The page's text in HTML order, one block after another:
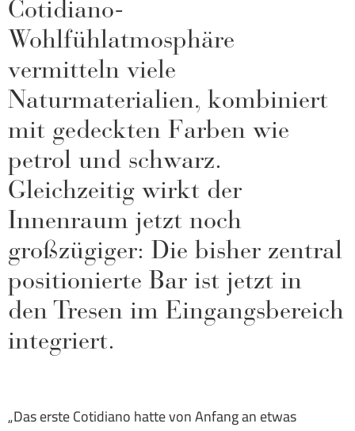
Cotidiano-
Wohlfühlatmosphäre
vermitteln viele
Naturmaterialien, kombiniert
mit gedeckten Farben wie
petrol und schwarz.
Gleichzeitig wirkt der
Innenraum jetzt noch
großzügiger: Die bisher zentral
positionierte Bar ist jetzt in
den Tresen im Eingangsbereich
integriert.
„Das erste Cotidiano hatte von Anfang an etwas